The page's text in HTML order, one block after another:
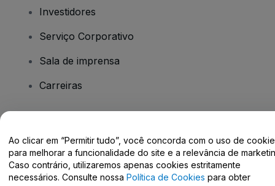
Investidores
Serviço Corporativo
Sala de imprensa
Carreiras
Centro de Ajuda / Fale Conosco
Ao clicar em “Permitir tudo”, você concorda com o uso de
para melhorar a funcionalidade do site e a relevância de
Caso contrário, utilizaremos apenas cookies estritamente
necessários. Consulte nossa Política de Cookies para obter